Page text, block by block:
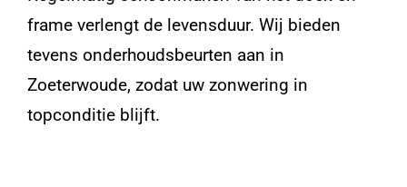
frame verlengt de levensduur. Wij bieden
tevens onderhoudsbeurten aan in
Zoeterwoude, zodat uw zonwering in
topconditie blijft.